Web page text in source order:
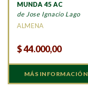
MUNDA 45 AC
de Jose Ignacio Lago
ALMENA
$44.000,00
MÁS INFORMACIÓN